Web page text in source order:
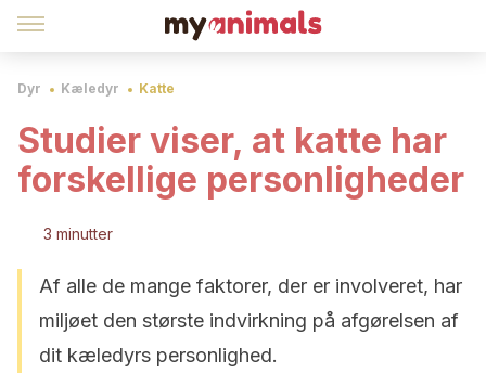
Dyr Kæledyr Katte
Studier viser, at katte har
forskellige personligheder
3 minutter
Af alle de mange faktorer, der er involveret, har
miljøet den største indvirkning på afgørelsen af
dit kæledyrs personlighed.